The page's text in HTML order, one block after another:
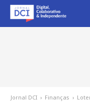
Jornal DCI › Finanças ›